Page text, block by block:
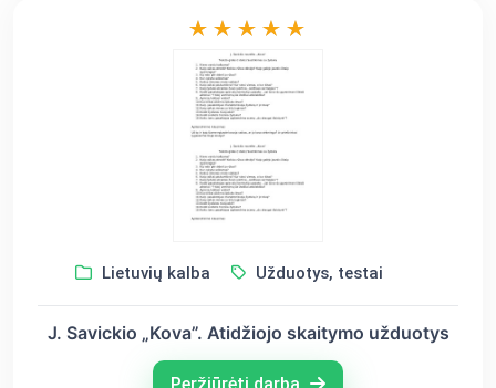
Lietuvių kalba Užduotys, testai
J. Savickio „Kova”. Atidžiojo skaitymo užduotys